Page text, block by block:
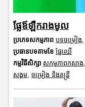
ផ្លែឪឡឹករាងមូល
ប្រភេទសកម្មភាព បទចម្រៀង
ប្រធានបទតាមខែ ផ្លែឈើ
កម្មវិធីសិក្សា សកម្មភាពកសាង
សង្គម, ចម្រៀង និងតន្ត្រី